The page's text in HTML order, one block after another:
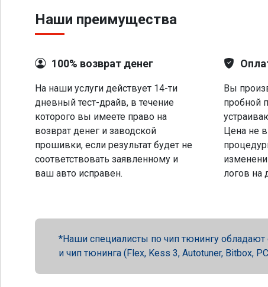
Наши преимущества
100% возврат денег
На наши услуги действует 14-ти
дневный тест-драйв, в течение
которого вы имеете право на
возврат денег и заводской
прошивки, если результат будет не
соответствовать заявленному и
ваш авто исправен.
Вы
пробной
Цена не
логов на
Наши специалисты по чип тюнингу
и чип тюнинга (Flex, Kess 3, Autotuner, Bitbox,